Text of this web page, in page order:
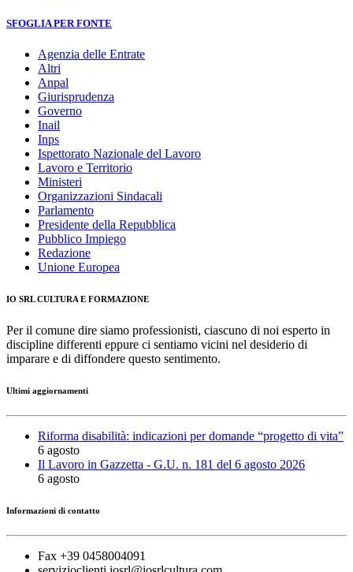
SFOGLIA PER FONTE
Agenzia delle Entrate
Altri
Anpal
Giurisprudenza
Governo
Inail
Inps
Ispettorato Nazionale del Lavoro
Lavoro e Territorio
Ministeri
Organizzazioni Sindacali
Parlamento
Presidente della Repubblica
Pubblico Impiego
Redazione
Unione Europea
IO SRL CULTURA E FORMAZIONE
Per il comune dire siamo professionisti, ciascuno di noi esperto in
discipline differenti eppure ci sentiamo vicini nel desiderio di
imparare e di diffondere questo sentimento.
Ultimi aggiornamenti
Riforma disabilità: indicazioni per domande “progetto di vita”
6 agosto
Il Lavoro in Gazzetta - G.U. n. 181 del 6 agosto 2026
6 agosto
Informazioni di contatto
Fax +39 0458004091